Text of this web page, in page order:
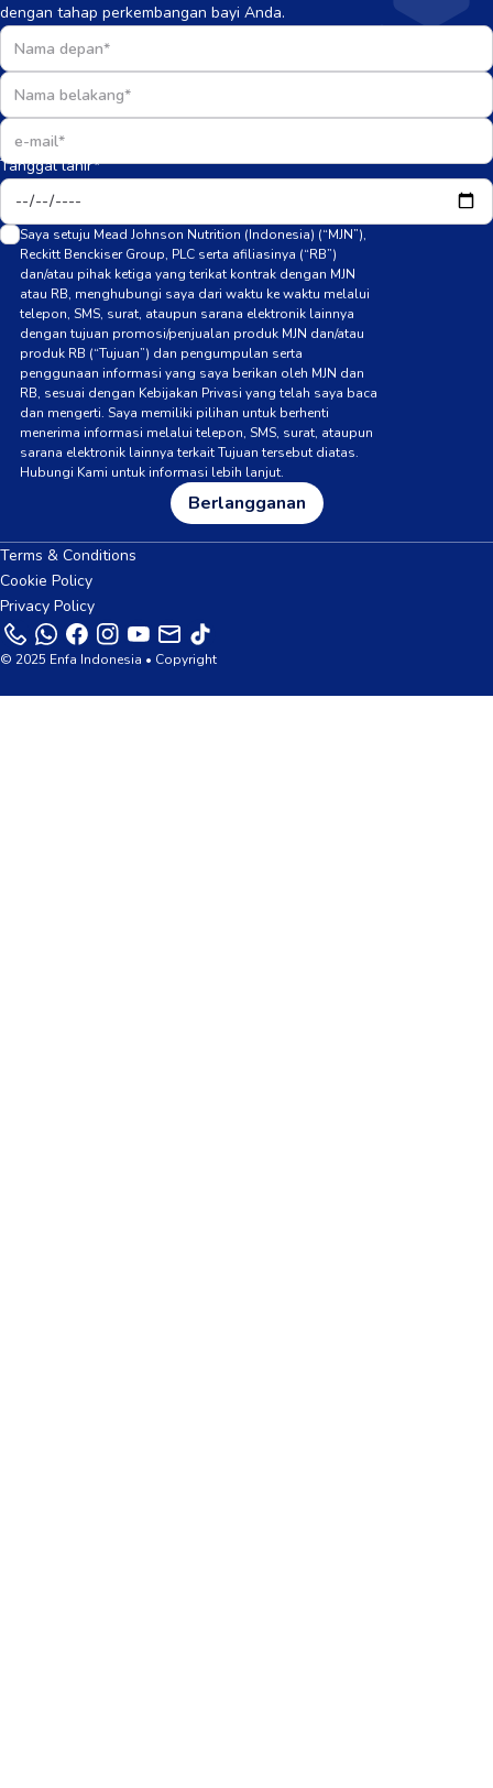
dengan tahap perkembangan bayi Anda.
Tanggal lahir*
Saya setuju Mead Johnson Nutrition (Indonesia) (“MJN”),
Reckitt Benckiser Group, PLC serta afiliasinya (“RB”)
dan/atau pihak ketiga yang terikat kontrak dengan MJN
atau RB, menghubungi saya dari waktu ke waktu melalui
telepon, SMS, surat, ataupun sarana elektronik lainnya
dengan tujuan promosi/penjualan produk MJN dan/atau
produk RB (“Tujuan”) dan pengumpulan serta
penggunaan informasi yang saya berikan oleh MJN dan
RB, sesuai dengan Kebijakan Privasi yang telah saya baca
dan mengerti. Saya memiliki pilihan untuk berhenti
menerima informasi melalui telepon, SMS, surat, ataupun
sarana elektronik lainnya terkait Tujuan tersebut diatas.
Hubungi Kami untuk informasi lebih lanjut.
Berlangganan
Terms & Conditions
Cookie Policy
Privacy Policy
© 2025 Enfa Indonesia • Copyright